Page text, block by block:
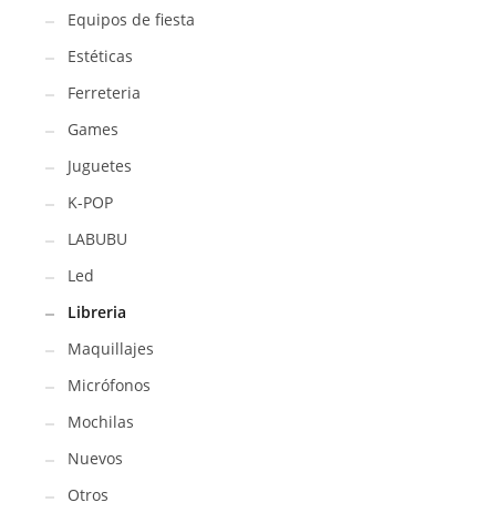
Equipos de fiesta
Estéticas
Ferreteria
Games
Juguetes
K-POP
LABUBU
Led
Libreria
Maquillajes
Micrófonos
Mochilas
Nuevos
Otros